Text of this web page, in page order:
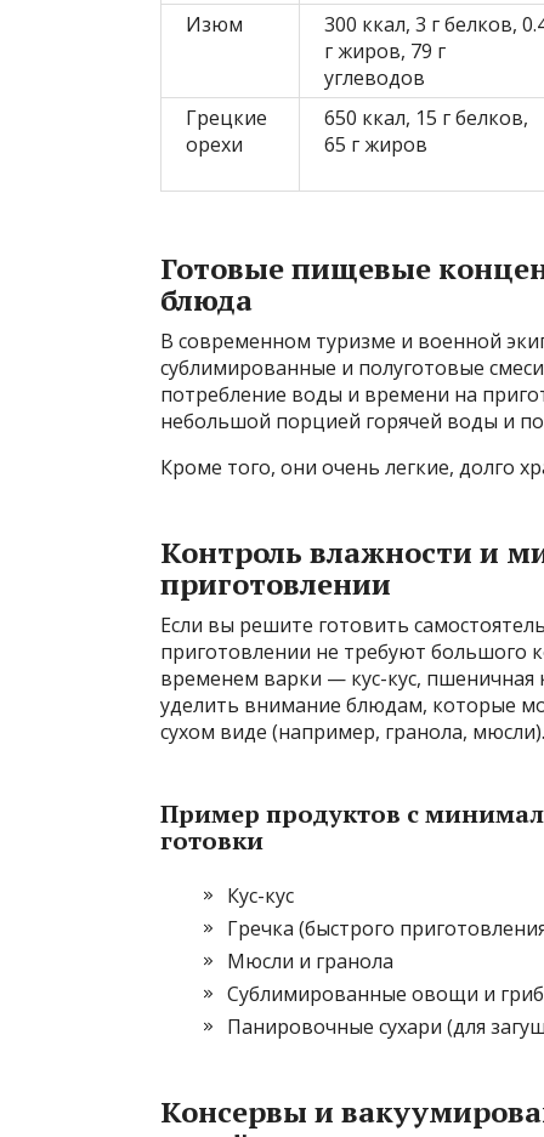
Изюм
300 ккал, 3 г белков,
г жиров, 79 г
углеводов
Грецкие
орехи
650 ккал, 15 г белков,
65 г жиров
Готовые пищевые
блюда
В современном туризме и военной
сублимированные и полуготовые
потребление воды и времени на
небольшой порцией горячей воды и
Кроме того, они очень легкие, долго
Контроль влажности и
приготовлении
Если вы решите готовить
приготовлении не требуют большого
временем варки — кус-кус,
уделить внимание блюдам, которые
сухом виде (например, гранола, мюсли).
Пример продуктов с
готовки
Кус-кус
Гречка (быстрого
Мюсли и гранола
Сублимированные овощи и
Панировочные сухари (для
Консервы и